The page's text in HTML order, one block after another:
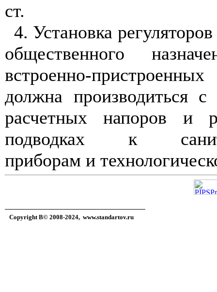
ст.
4. Установка
общественного
встроенно-
должна производиться
расчетных напоров и
подводках к
приборам и
Copyright В© 2008-2024, www.standartov.ru